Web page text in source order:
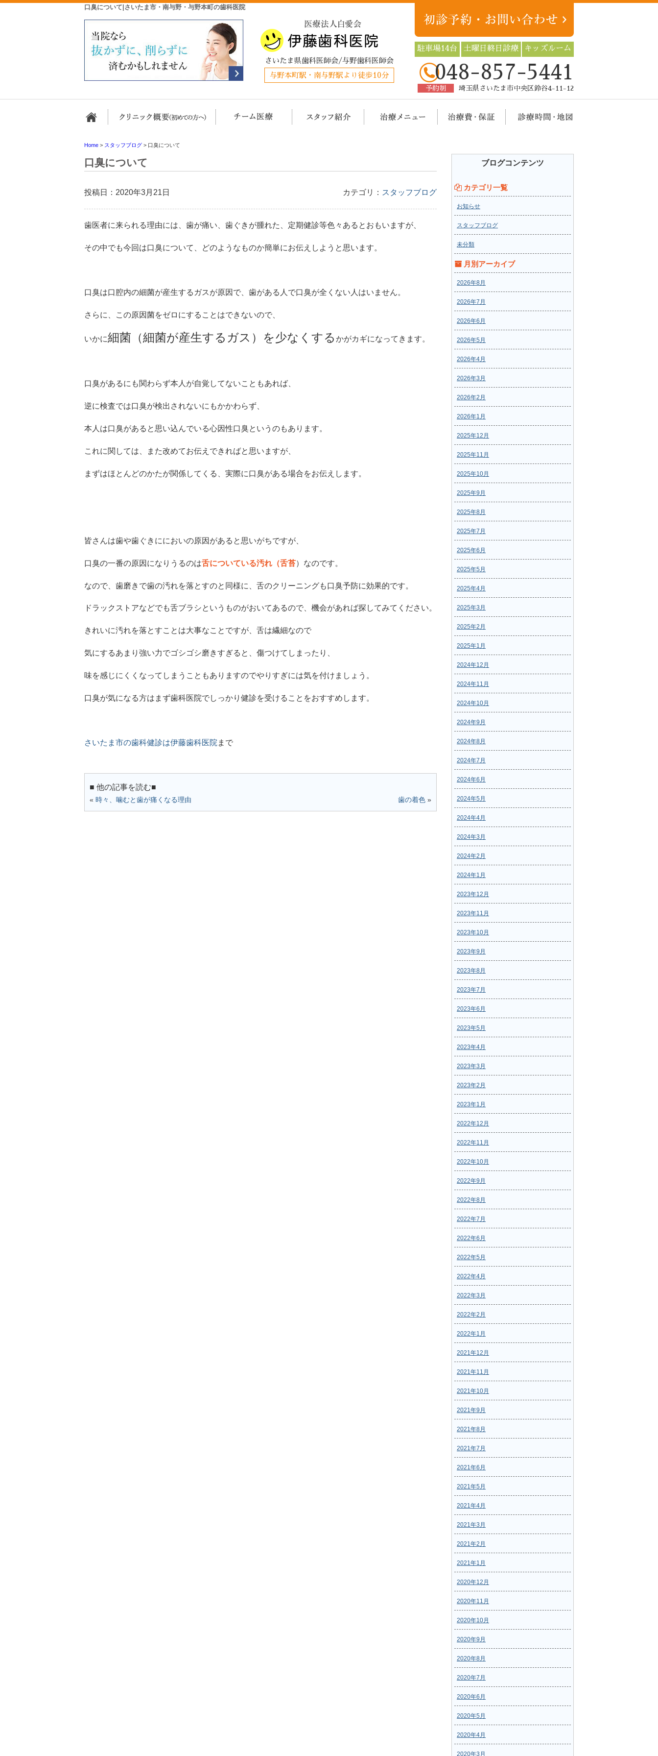
口臭について|さいたま市・南与野・与野本町の歯科医院
さいたま県歯科医師会/与野歯科医師会
与野本町駅・南与野駅より徒歩10分
駐車場14台 土曜日終日診療 キッズルーム
048-857-5441
予約制 埼玉県さいたま市中央区鈴谷4-11-12
ホーム クリニック概要(初めての方へ)担当医チーム医療 スタッフ紹介 治療メニュー 治療費・保証
Home > スタッフブログ > 口臭について
口臭について
投稿日：2020年3月21日 カテゴリ： スタッフブログ
歯医者に来られる理由には、歯が痛い、歯ぐきが腫れた、定期健診等色々あるとおもいますが、
その中でも今回は口臭について、どのようなものか簡単にお伝えしようと思います。
口臭は口腔内の細菌が産生するガスが原因で、歯がある人で口臭が全くない人はいません。
さらに、この原因菌をゼロにすることはできないので、
いかに細菌（細菌が産生するガス）を少なくする かがカギになってきます。
口臭があるにも関わらず本人が自覚してないこともあれば、
逆に検査では口臭が検出されないにもかかわらず、
本人は口臭があると思い込んでいる心因性口臭というのもあります。
これに関しては、また改めてお伝えできればと思いますが、
まずはほとんどのかたが関係してくる、実際に口臭がある場合をお伝えします。
皆さんは歯や歯ぐきににおいの原因があると思いがちですが、
口臭の一番の原因になりうるのは舌についている汚れ（舌苔）なのです。
なので、歯磨きで歯の汚れを落とすのと同様に、舌のクリーニングも口臭予防に効果的です。
ドラックストアなどでも舌ブラシというものがおいてあるので、機会があれば探してみてください。
きれいに汚れを落とすことは大事なことですが、舌は繊細なので
気にするあまり強い力でゴシゴシ磨きすぎると、傷つけてしまったり、
味を感じにくくなってしまうこともありますのでやりすぎには気を付けましょう。
口臭が気になる方はまず歯科医院でしっかり健診を受けることをおすすめします。
さいたま市の歯科健診は伊藤歯科医院 まで
■ 他の記事を読む■
« 時々、噛むと歯が痛くなる理由 歯の着色 »
ブログコンテンツ
カテゴリ一覧
お知らせ
スタッフブログ
未分類
月別アーカイブ
2026年8月
2026年7月
2026年6月
2026年5月
2026年4月
2026年3月
2026年2月
2026年1月
2025年12月
2025年11月
2025年10月
2025年9月
2025年8月
2025年7月
2025年6月
2025年5月
2025年4月
2025年3月
2025年2月
2025年1月
2024年12月
2024年11月
2024年10月
2024年9月
2024年8月
2024年7月
2024年6月
2024年5月
2024年4月
2024年3月
2024年2月
2024年1月
2023年12月
2023年11月
2023年10月
2023年9月
2023年8月
2023年7月
2023年6月
2023年5月
2023年4月
2023年3月
2023年2月
2023年1月
2022年12月
2022年11月
2022年10月
2022年9月
2022年8月
2022年7月
2022年6月
2022年5月
2022年4月
2022年3月
2022年2月
2022年1月
2021年12月
2021年11月
2021年10月
2021年9月
2021年8月
2021年7月
2021年6月
2021年5月
2021年4月
2021年3月
2021年2月
2021年1月
2020年12月
2020年11月
2020年10月
2020年9月
2020年8月
2020年7月
2020年6月
2020年5月
2020年4月
2020年3月